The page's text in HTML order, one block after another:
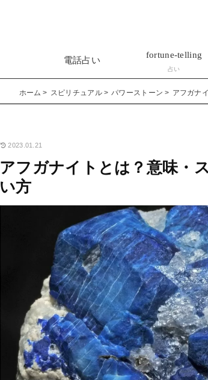
電話占い
fortune-telling
占い
ホーム スピリチュアル パワーストーン アフガナ
2023.01.21
アフガナイトとは？意味・
い方